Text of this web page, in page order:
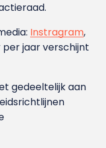
Instragram,
per jaar verschijnt
gedeeltelijk aan